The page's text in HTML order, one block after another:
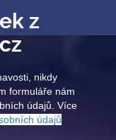
z
nikdy
formuláře nám
údajů. Více
údajů